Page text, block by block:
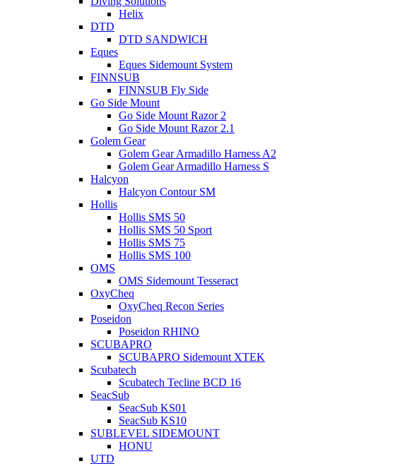
Helix
DTD
DTD SANDWICH
Eques
Eques Sidemount System
FINNSUB
FINNSUB Fly Side
Go Side Mount
Go Side Mount Razor 2
Go Side Mount Razor 2.1
Golem Gear
Golem Gear Armadillo Harness A2
Golem Gear Armadillo Harness S
Halcyon
Halcyon Contour SM
Hollis
Hollis SMS 50
Hollis SMS 50 Sport
Hollis SMS 75
Hollis SMS 100
OMS
OMS Sidemount Tesseract
OxyCheq
OxyCheq Recon Series
Poseidon
Poseidon RHINO
SCUBAPRO
SCUBAPRO Sidemount XTEK
Scubatech
Scubatech Tecline BCD 16
SeacSub
SeacSub KS01
SeacSub KS10
SUBLEVEL SIDEMOUNT
HONU
UTD